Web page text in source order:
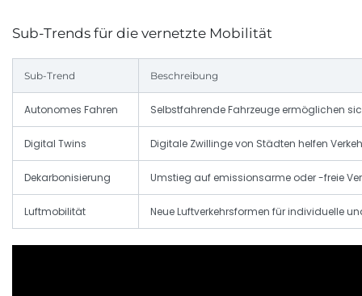
Sub-Trends für die vernetzte Mobilität
Sub-Trend Beschreibung
Autonomes Fahren Selbstfahrende Fahrzeuge ermöglichen
Digital Twins Digitale Zwillinge von Städten helfen
Dekarbonisierung Umstieg auf emissionsarme oder -freie
Luftmobilität Neue Luftverkehrsformen für individuelle